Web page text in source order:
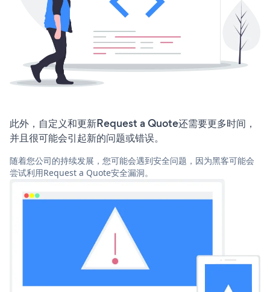
此外，自定义和更新Request a Quote还需要更多时间，
并且很可能会引起新的问题或错误。
随着您公司的持续发展，您可能会遇到安全问题，因为黑客可能会
尝试利用Request a Quote安全漏洞。